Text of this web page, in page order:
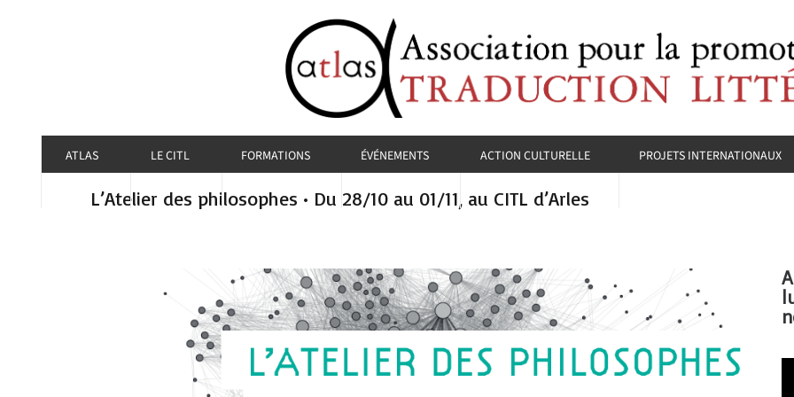
ATLAS LE CITL FORMATIONS ÉVÉNEMENTS ACTION CULTURELLE PROJETS INTERNATIONAUX
L’Atelier des philosophes • Du 28/10 au 01/11, au CITL d’Arles